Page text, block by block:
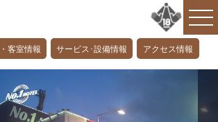
客室情報 サービス･設備情報 アクセス情報